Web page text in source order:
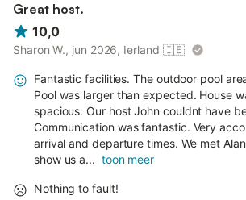
Great host.
10,0
Sharon W., jun 2026, Ierland 🇮🇪
Fantastic facilities. The outdoor pool
Pool was larger than expected. House
spacious. Our host John couldnt have
Communication was fantastic. Very
arrival and departure times. We met
show us a... toon meer
Nothing to fault!